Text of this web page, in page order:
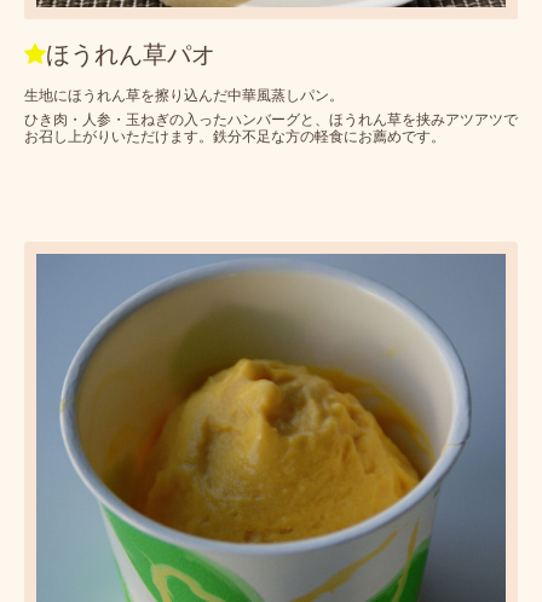
ほうれん草パオ
生地にほうれん草を擦り込んだ中華風蒸しパン。
ひき肉・人参・玉ねぎの入ったハンバーグと、ほうれん草を挟みアツアツで
お召し上がりいただけます。鉄分不足な方の軽食にお薦めです。